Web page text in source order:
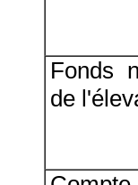
Fonds
de